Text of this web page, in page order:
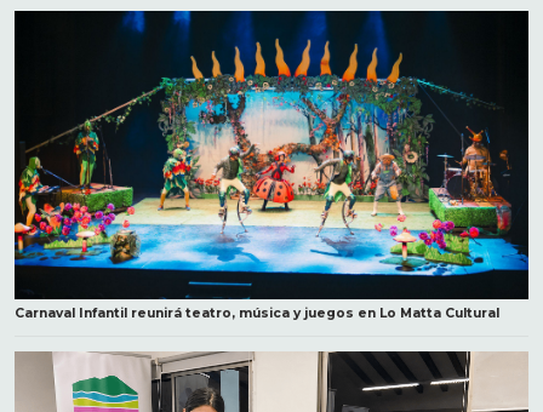
Carnaval Infantil reunirá teatro, música y juegos en Lo Matta Cultural